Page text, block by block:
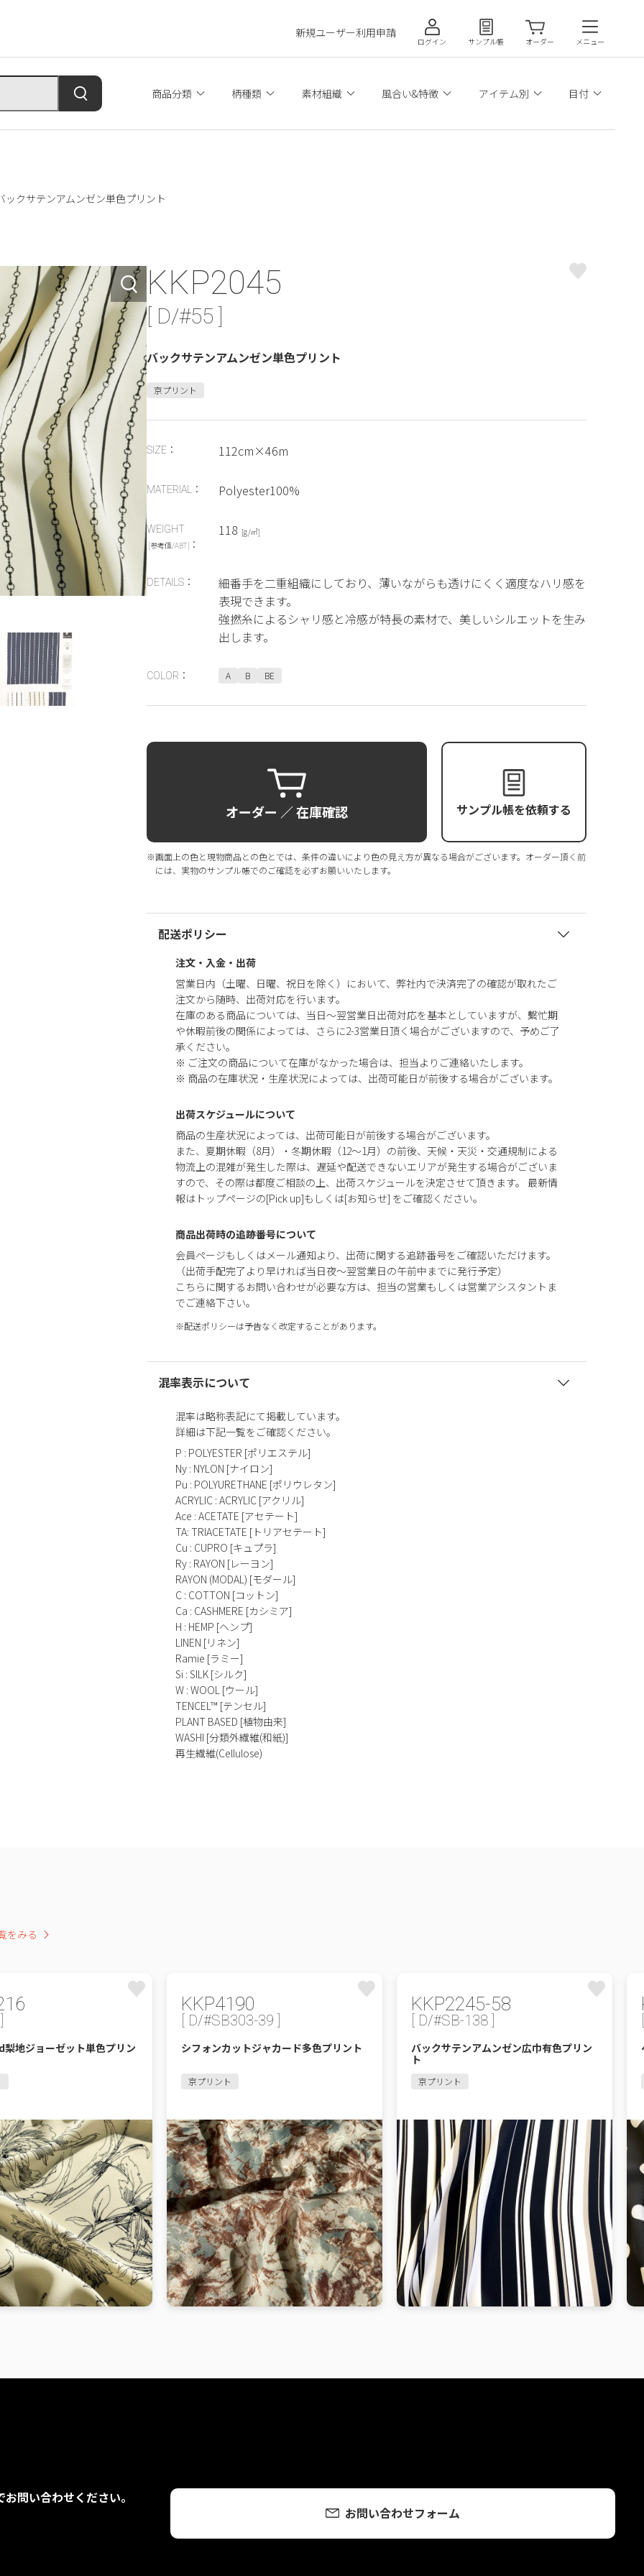
新規ユーザー利用申請
ログイン サンプル帳 オーダー メニュー
商品分類 柄種類 素材組織 風合い&特徴 アイテム別 目付
ックサテンアムンゼン単色プリント
KKP2045
[ D/#55 ]
バックサテンアムンゼン単色プリント
京プリント
SIZE： 112cm×46m
MATERIAL： Polyester100%
WEIGHT
[参考値/ABT] ：
118 [g/㎡]
DETAILS：
細番手を二重組織にしており、薄いながらも透けにくく適度なハリ感を
表現できます。
強撚糸によるシャリ感と冷感が特長の素材で、美しいシルエットを生み
出します。
COLOR： A B BE
オーダー ／ 在庫確認 サンプル帳を依頼する
※画面上の色と現物商品との色とでは、条件の違いにより色の見え方が異なる場合がございます。オーダー頂く前
には、実物のサンプル帳でのご確認を必ずお願いいたします。
配送ポリシー
注文・入金・出荷
営業日内（土曜、日曜、祝日を除く）において、弊社内で決済完了の確認が取れたご
注文から随時、出荷対応を行います。
在庫のある商品については、当日～翌営業日出荷対応を基本としていますが、繫忙期
や休暇前後の関係によっては、さらに2-3営業日頂く場合がございますので、予めご了
承ください。
※ ご注文の商品について在庫がなかった場合は、担当よりご連絡いたします。
※ 商品の在庫状況・生産状況によっては、出荷可能日が前後する場合がございます。
出荷スケジュールについて
商品の生産状況によっては、出荷可能日が前後する場合がございます。
また、夏期休暇（8月）・冬期休暇（12～1月）の前後、天候・天災・交通規制による
物流上の混雑が発生した際は、遅延や配送できないエリアが発生する場合がございま
すので、その際は都度ご相談の上、出荷スケジュールを決定させて頂きます。 最新情
報はトップページの[Pick up]もしくは[お知らせ] をご確認ください。
商品出荷時の追跡番号について
会員ページもしくはメール通知より、出荷に関する追跡番号をご確認いただけます。
（出荷手配完了より早ければ当日夜～翌営業日の午前中までに発行予定）
こちらに関するお問い合わせが必要な方は、担当の営業もしくは営業アシスタントま
でご連絡下さい。
※配送ポリシーは予告なく改定することがあります。
混率表示について
混率は略称表記にて掲載しています。
詳細は下記一覧をご確認ください。
P : POLYESTER [ポリエステル]
Ny : NYLON [ナイロン]
Pu : POLYURETHANE [ポリウレタン]
ACRYLIC : ACRYLIC [アクリル]
Ace : ACETATE [アセテート]
TA: TRIACETATE [トリアセテート]
Cu : CUPRO [キュプラ]
Ry : RAYON [レーヨン]
RAYON (MODAL) [モダール]
C : COTTON [コットン]
Ca : CASHMERE [カシミア]
H : HEMP [ヘンプ]
LINEN [リネン]
Ramie [ラミー]
Si : SILK [シルク]
W : WOOL [ウール]
TENCEL™ [テンセル]
PLANT BASED [植物由来]
WASHI [分類外繊維(和紙)]
再生繊維(Cellulose)
をみる
梨地ジョーゼット単色プリン
KKP4190
[ D/#SB303-39 ]
シフォンカットジャカード多色プリント
京プリント
KKP2245-58
[ D/#SB-138 ]
バックサテンアムンゼン広巾有色プリン
ト
京プリント
問い合わせください。
お問い合わせフォーム